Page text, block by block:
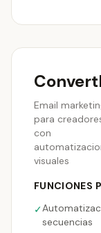
Email
para
con
visuales
FUNCIONES
✓
secuencias